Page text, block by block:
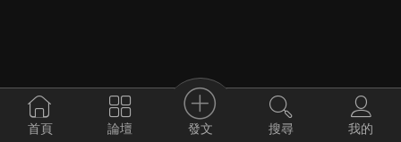
首頁 論壇 發文 搜尋 我的